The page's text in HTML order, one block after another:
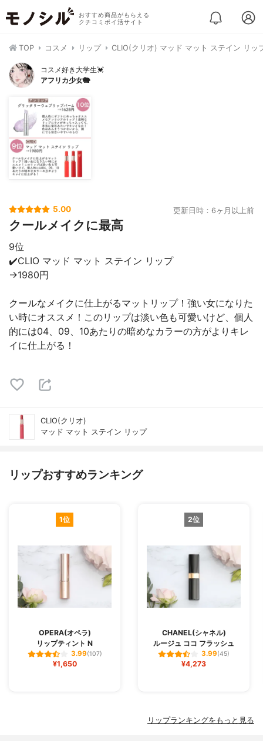
おすすめ商品がもらえる
クチコミポイ活サイト
TOP コスメ リップ CLIO(クリオ) マッド マット ステイン リッ
コスメ好き大学生💓
アフリカ少女🐘
5.00 更新日時：6ヶ月以上前
クールメイクに最高
9位
✔️CLIO マッド マット ステイン リップ
→1980円
クールなメイクに仕上がるマットリップ！強い女になりた
い時にオススメ！このリップは淡い色も可愛いけど、個人
的には04、09、10あたりの暗めなカラーの方がよりキレ
イに仕上がる！
CLIO(クリオ)
マッド マット ステイン リップ
リップおすすめランキング
1位
OPERA(オペラ)
リップティント N
3.99(107)
¥1,650
2位
CHANEL(シャネル)
ルージュ ココ フラッシュ
3.99(45)
¥4,273
リップランキングをもっと見る